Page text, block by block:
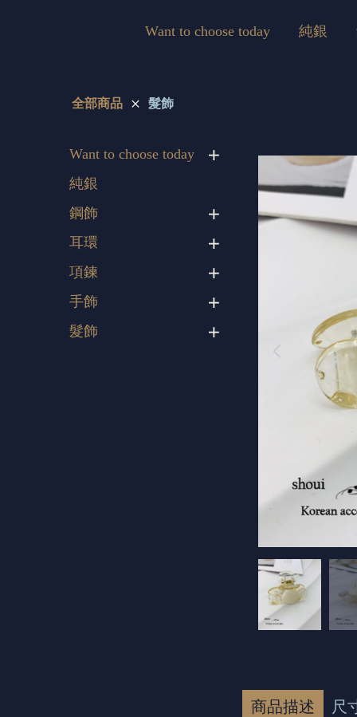
Want to choose today 純銀
全部商品 髮飾
Want to choose today
純銀
鋼飾
耳環
項鍊
手飾
髮飾
商品描述 尺